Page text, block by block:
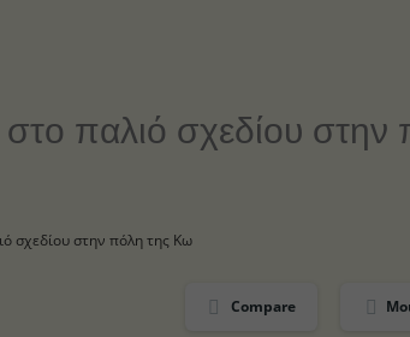
παλιό σχεδίου
σχεδίου στην πόλη της Κω
Compare